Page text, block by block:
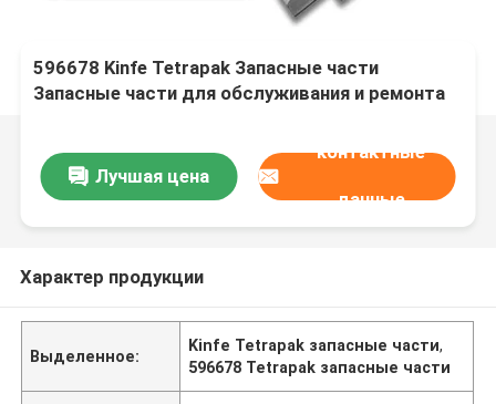
596678 Kinfe Tetrapak Запасные части
Запасные части для обслуживания и ремонта
Лучшая цена
контактные
данные
Характер продукции
Выделенное:
Kinfe Tetrapak запасные части,
596678 Tetrapak запасные части